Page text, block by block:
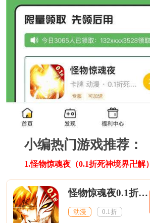
小编热门游戏推荐：
1.怪物惊魂夜（0.1折死神境界卍解）
怪物惊魂夜0.1折死神境界卍解
动漫 0.1折